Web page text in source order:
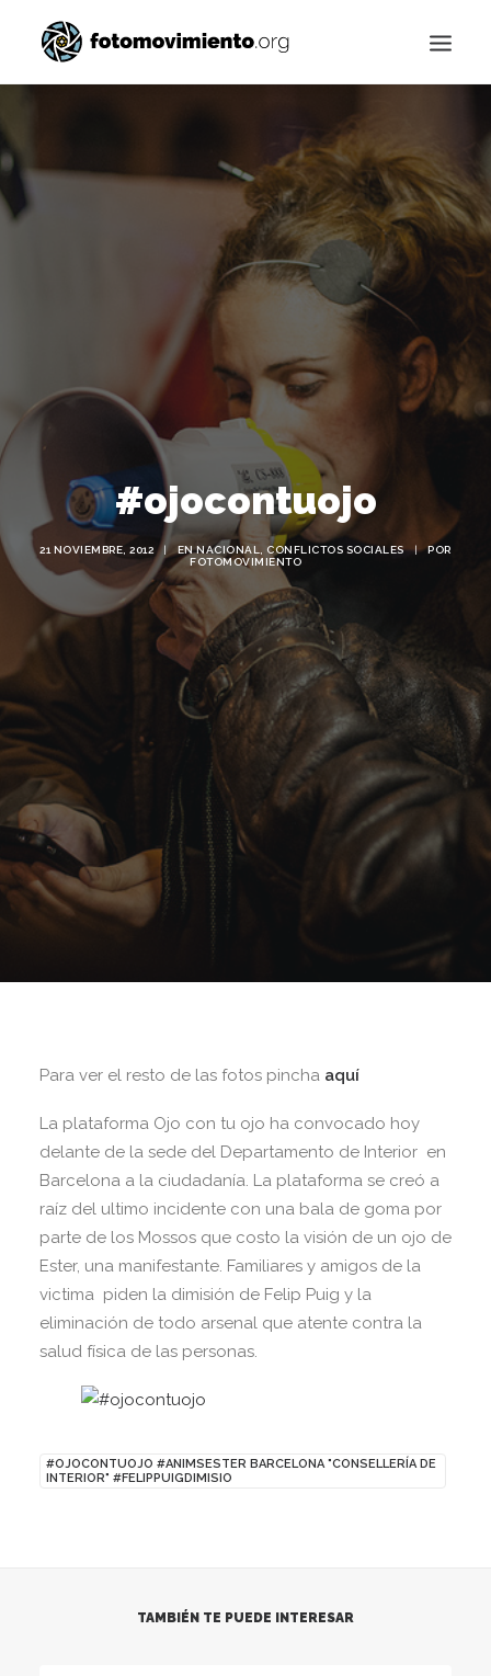
Buscar
#ojocontuojo
21 NOVIEMBRE, 2012 | ENNACIONAL ,CONFLICTOS SOCIALES |
POR
FOTOMOVIMIENTO
Para ver el resto de las fotos pincha aquí
La plataforma Ojo con tu ojo ha convocado hoy
delante de la sede del Departamento de Interior en
Barcelona a la ciudadanía. La plataforma se creó a
raíz del ultimo incidente con una bala de goma por
parte de los Mossos que costo la visión de un ojo de
Ester, una manifestante. Familiares y amigos de la
victima piden la dimisión de Felip Puig y la
eliminación de todo arsenal que atente contra la
salud física de las personas.
#OJOCONTUOJO #ANIMSESTER BARCELONA "CONSELLERÍA DE
INTERIOR" #FELIPPUIGDIMISIO
TAMBIÉN TE PUEDE INTERESAR